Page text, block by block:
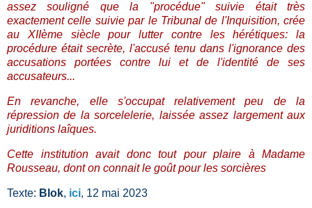
assez souligné que la "procédue" suivie était très
exactement celle suivie par le Tribunal de l'Inquisition, crée
au XIIème siècle pour lutter contre les hérétiques: la
procédure était secrète, l'accusé tenu dans l'ignorance des
accusations portées contre lui et de l'identité de ses
accusateurs...
En revanche, elle s'occupat relativement peu de la
répression de la sorcelelerie, laissée assez largement aux
juriditions laîques.
Cette institution avait donc tout pour plaire à Madame
Rousseau, dont on connait le goût pour les sorcières
Texte: Blok, ici, 12 mai 2023